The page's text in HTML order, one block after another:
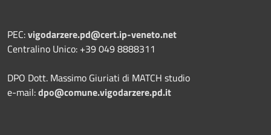
PEC:vigodarzere.pd@cert.ip-veneto.net
Centralino Unico: +39 049 8888311
DPO Dott. Massimo Giuriati di MATCH studio
e-mail:dpo@comune.vigodarzere.pd.it